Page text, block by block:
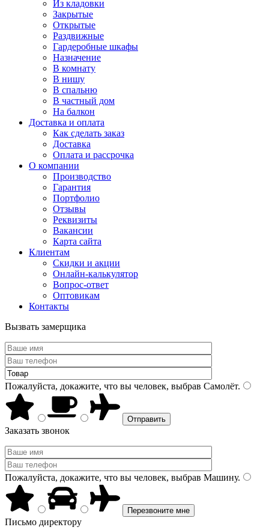
Из кладовки
Закрытые
Открытые
Раздвижные
Гардеробные шкафы
Назначение
В комнату
В нишу
В спальню
В частный дом
На балкон
Доставка и оплата
Как сделать заказ
Доставка
Оплата и рассрочка
О компании
Производство
Гарантия
Портфолио
Отзывы
Реквизиты
Вакансии
Карта сайта
Клиентам
Скидки и акции
Онлайн-калькулятор
Вопрос-ответ
Оптовикам
Контакты
Вызвать замерщика
Пожалуйста, докажите, что вы человек, выбрав Самолёт.
Заказать звонок
Пожалуйста, докажите, что вы человек, выбрав Машину.
Письмо директору